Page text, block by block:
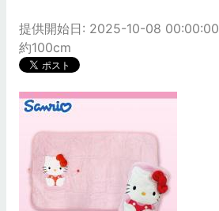
提供開始日: 2025-10-08 00:00:00
約100cm